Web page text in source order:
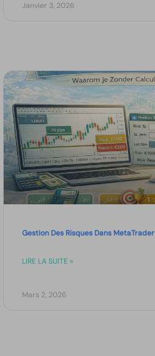
Janvier 3, 2026
Gestion Des Risques Dans MetaTrader
LIRE LA SUITE »
Mars 2, 2026